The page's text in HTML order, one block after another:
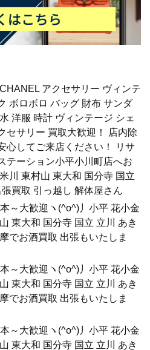
アクセサリー ヴィンテ
ボロボロ バッグ 財布 サンダ
洋服 時計 ヴィンテージ シェ
セサリー 買取大歓迎！ 店内除
心してご来店ください！ リサ
テーション小平小川町店へお
川 東村山 東大和 国分寺 国立
買取 引っ越し 解体屋さん
～大歓迎ヽ(^o^)丿小平 花小金
東大和 国分寺 国立 立川 あき
でお酒買取 出張もいたしま
～大歓迎ヽ(^o^)丿小平 花小金
東大和 国分寺 国立 立川 あき
でお酒買取 出張もいたしま
～大歓迎ヽ(^o^)丿小平 花小金
東大和 国分寺 国立 立川 あき